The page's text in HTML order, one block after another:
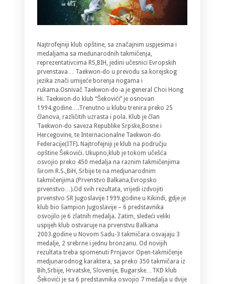
Najtrofejniji klub opštine, sa značajnim uspjesima i
medaljama sa međunarodnih takmičenja,
reprezentativcima RS,BIH, jedini učesnici Evropskih
prvenstava… Taekwon-do u prevodu sa korejskog
jezika znači umijeće borenja nogama i
rukama.Osnivač Taekwon-do-a je general Choi Hong
Hi. Taekwon-do klub “Šekovići” je osnovan
1994.godine….Trenutno u klubu trenira preko 25
članova, različitih uzrasta i pola. Klub je član
Taekwon-do saveza Republike Srpske,Bosne i
Hercegovine, te Internacionalne Taekwon-do
Federacije(ITF). Najtrofejniji je klub na području
opštine Šekovići. Ukupno,klub je tokom učešća
osvojio preko 450 medalja na raznim takmičenjima
širom R.S.,BiH, Srbije te na medjunarodnim
takmičenjima (Prvenstvo Balkana,Evropsko
prvenstvo…).Od svih rezultata, vrijedi izdvojiti
prvenstvo SR Jugoslavije 1999.godine u Kikindi, gdje je
klub bio šampion Jugoslavije – 6 predstavnika
osvojilo je 6 zlatnih medalja. Zatim, sledeći veliki
uspijeh klub ostvaruje na prvenstvu Balkana
2003.godine u Novom Sadu-3 takmičara osvajaju 3
medalje, 2 srebrne i jednu bronzanu. Od novijih
rezultata treba spomenuti Prnjavor Open-takmičenje
medjunarodnog karaktera, sa preko 350 takmičara iz
Bih,Srbije, Hrvatske, Slovenije, Bugarske…TKD klub
Šekovići je sa 6 predstavnika osvojio 7 medalja u dvije